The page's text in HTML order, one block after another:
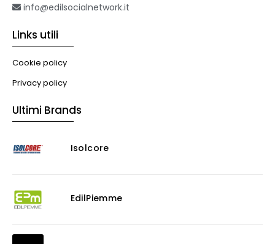
info@edilsocialnetwork.it
Links utili
Cookie policy
Privacy policy
Ultimi Brands
Isolcore
EdilPiemme